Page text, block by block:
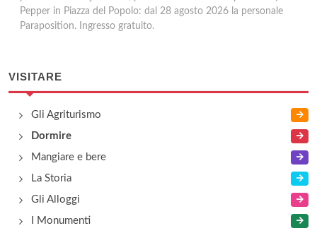
Pepper in Piazza del Popolo: dal 28 agosto 2026 la personale
Paraposition. Ingresso gratuito.
VISITARE
Gli Agriturismo
Dormire
Mangiare e bere
La Storia
Gli Alloggi
I Monumenti